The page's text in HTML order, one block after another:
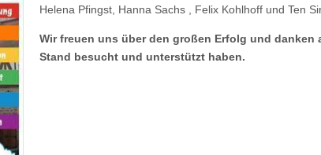
Helena Pfingst, Hanna Sachs , Felix Kohlhoff und Ten
Wir freuen uns über den großen Erfolg und danken
Stand besucht und unterstützt haben.